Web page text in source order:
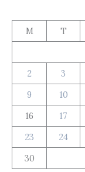
M
T
2
3
9
10
16
17
23
24
30